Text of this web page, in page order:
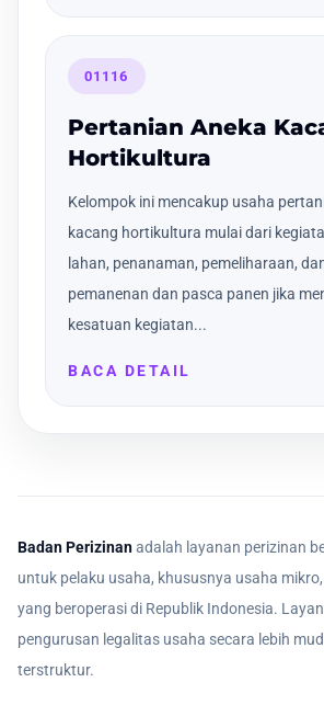
01116
Pertanian Aneka
Hortikultura
Kelompok ini mencakup usaha
kacang hortikultura mulai dari
lahan, penanaman, pemeliharaan,
pemanenan dan pasca panen jika
kesatuan kegiatan...
BACA DETAIL
Badan Perizinanadalah layanan perizinan
untuk pelaku usaha, khususnya usaha
yang beroperasi di Republik Indonesia.
pengurusan legalitas usaha secara lebih
terstruktur.